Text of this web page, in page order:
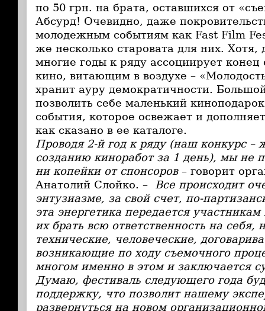
по 50 грн. на брата, оставшихся от
Абсурд! Очевидно, даже
молодежным событиям как Fast Film
же несколько старовата для них. Хотя,
многие годы к ряду ассоциирует конец
кино, витающим в воздухе –
хранит ауру демократичности.
позволить себе маленький
события, которое освежает и
как сказано в ее каталоге.
Проводя 2-й год к ряду (наш конкурс –
созданию киноработ за 1 день), мы не
ни копейки от спонсоров– говорит
Анатолий Слойко. – Все происходит
энтузиазме, за свой счет, по-
эта энергетика передается участникам
их брать всю ответственность на себя,
технические, человеческие,
возникающие по ходу съемочного
многом именно в этом и заключается
Думаю, фестиваль следующего года
поддержку, что позволит нашему
развернуться на новом